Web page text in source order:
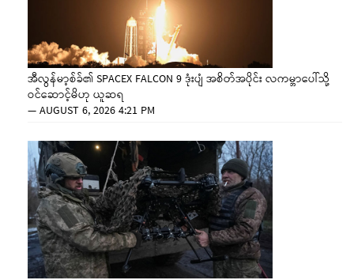
အီလွန်မာ့စ်ခ်၏ SPACEX FALCON 9 ဒုံးပျံ အစိတ်အပိုင်း လကမ္ဘာပေါ်သို့
ဝင်ဆောင့်မိဟု ယူဆရ
—AUGUST 6, 2026 4:21 PM